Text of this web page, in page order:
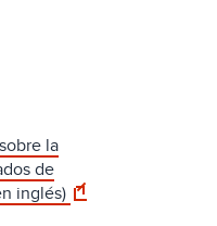
la
de
inglés)